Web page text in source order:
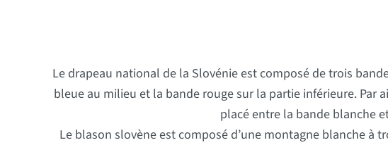
Le drapeau national de la Slovénie est composé de trois
bleue au milieu et la bande rouge sur la partie inférieure. Par
placé entre la bande blanche
Le blason slovène est composé d’une montagne blanche à